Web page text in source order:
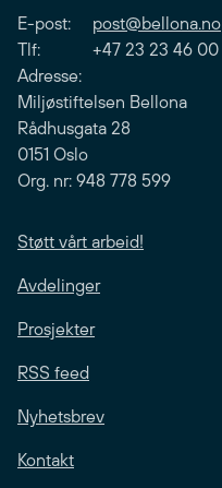
E-post: post@bellona.no
Tlf: +47 23 23 46 00
Adresse:
Miljøstiftelsen Bellona
Rådhusgata 28
0151 Oslo
Org. nr: 948 778 599
Støtt vårt arbeid!
Avdelinger
Prosjekter
RSS feed
Nyhetsbrev
Kontakt